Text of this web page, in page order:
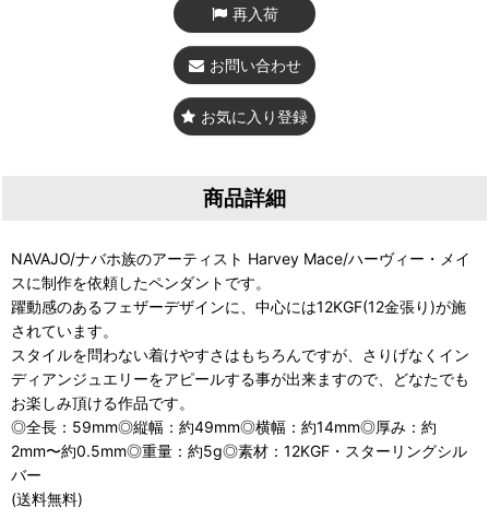
再入荷
お問い合わせ
お気に入り登録
商品詳細
NAVAJO/ナバホ族のアーティスト Harvey Mace/ハーヴィー・メイ
スに制作を依頼したペンダントです。
躍動感のあるフェザーデザインに、中心には12KGF(12金張り)が施
されています。
スタイルを問わない着けやすさはもちろんですが、さりげなくイン
ディアンジュエリーをアピールする事が出来ますので、どなたでも
お楽しみ頂ける作品です。
◎全長：59mm◎縦幅：約49mm◎横幅：約14mm◎厚み：約
2mm〜約0.5mm◎重量：約5g◎素材：12KGF・スターリングシル
バー
(送料無料)